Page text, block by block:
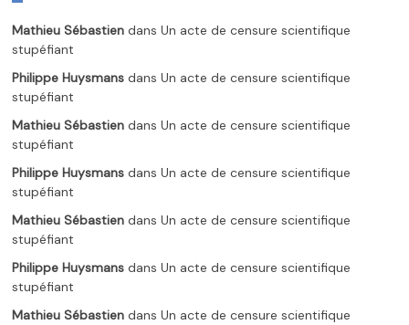
Mathieu Sébastien dansUn acte de censure scientifique
stupéfiant
Philippe Huysmans dansUn acte de censure scientifique
stupéfiant
Mathieu Sébastien dansUn acte de censure scientifique
stupéfiant
Philippe Huysmans dansUn acte de censure scientifique
stupéfiant
Mathieu Sébastien dansUn acte de censure scientifique
stupéfiant
Philippe Huysmans dansUn acte de censure scientifique
stupéfiant
Mathieu Sébastien dansUn acte de censure scientifique